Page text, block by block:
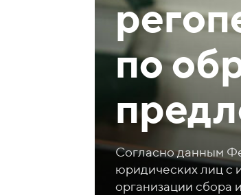
по
Согласно данным
юридических лиц с
организации сбора